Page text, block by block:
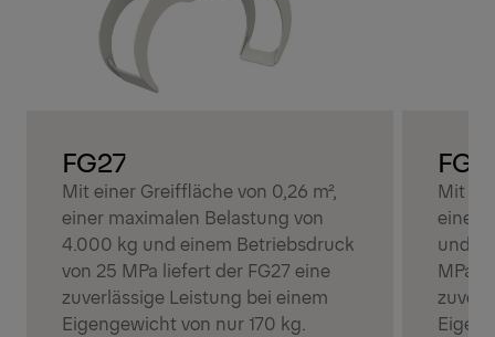
FG27
Mit einer Greiffläche von 0,26 m²,
einer maximalen Belastung von
4.000 kg und einem Betriebsdruck
von 25 MPa liefert der FG27 eine
zuverlässige Leistung bei einem
Eigengewicht von nur 170 kg.
Mit
einer
und
MPa